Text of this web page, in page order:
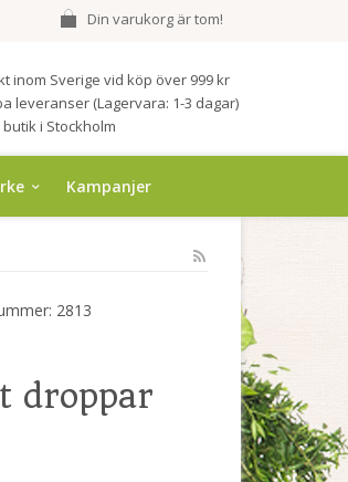
Din varukorg är tom!
inom Sverige vid köp över 999 kr
leveranser (Lagervara: 1-3 dagar)
butik i Stockholm
Kampanjer
2813
droppar